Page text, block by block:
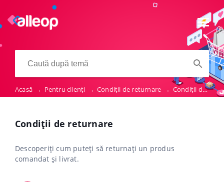
Acasă → Pentru clienți → Condiții de returnare → Condiții de returnare
Condiții de returnare
Descoperiți cum puteți să returnați un produs
comandat și livrat.